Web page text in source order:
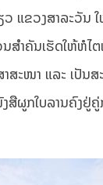
ແຂວງສາລະວັນ
ສໍາຄັນເຮັດໃຫ້ຫໍໄ
ສະໜາ ແລະ ເປັນ
ສືຜູກໃບລານຄົງຢູ່